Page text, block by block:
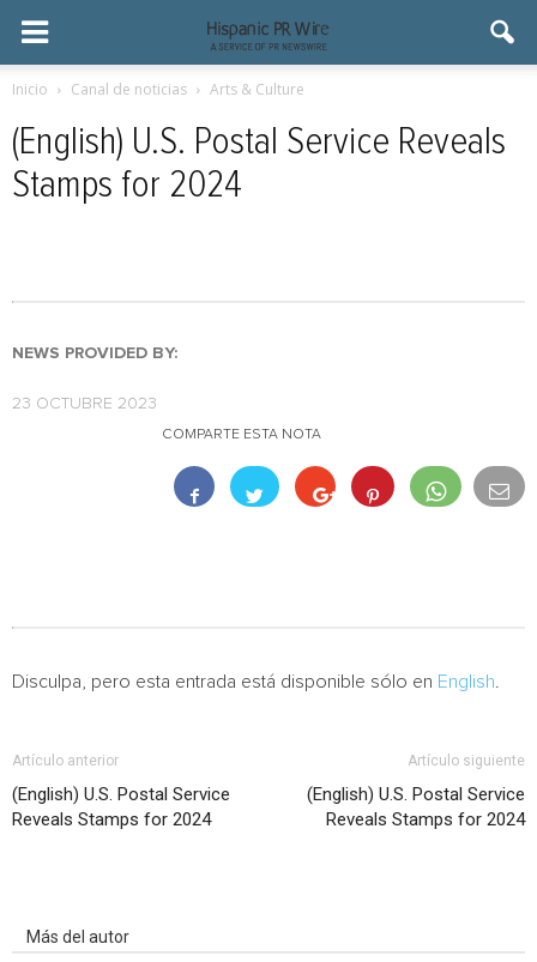
Inicio Canal de noticias Arts & Culture
(English) U.S. Postal Service Reveals
Stamps for 2024
NEWS PROVIDED BY:
23 OCTUBRE 2023
COMPARTE ESTA NOTA
Disculpa, pero esta entrada está disponible sólo en English
Artículo anterior
(English) U.S. Postal Service
Reveals Stamps for 2024
Artículo siguiente
(English) U.S. Postal Service
Reveals Stamps for 2024
Más del autor